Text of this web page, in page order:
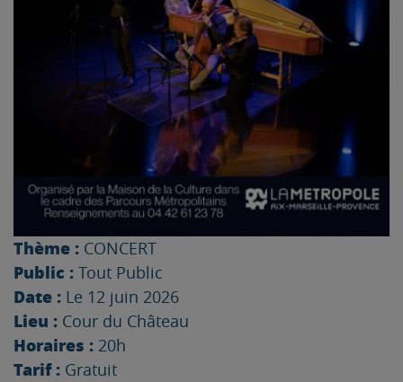
Thème : CONCERT
Public : Tout Public
Date : Le 12 juin 2026
Lieu : Cour du Château
Horaires : 20h
Tarif : Gratuit